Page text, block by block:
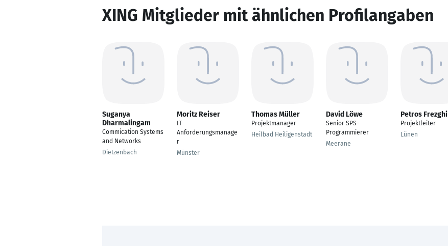
XING Mitglieder mit ähnlichen Profilangaben
Suganya
Dharmalingam
Commication Systems
and Networks
Dietzenbach
Moritz Reiser
IT-
Anforderungsmanage
r
Münster
Thomas Müller
Projektmanager
Heilbad Heiligenstadt
David Löwe
Senior SPS-
Programmierer
Meerane
Petros Frezghi
Projektleiter
Lünen